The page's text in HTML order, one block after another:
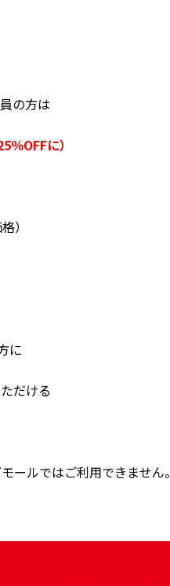
の方は
OFFに）
）
に
だける
ールではご利用できません。